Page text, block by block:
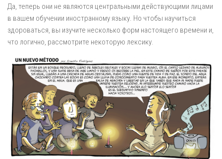
Да, теперь они не являются центральными действующими лицами
в вашем обучении иностранному языку. Но чтобы научиться
здороваться, вы изучите несколько форм настоящего времени и,
что логично, рассмотрите некоторую лексику.